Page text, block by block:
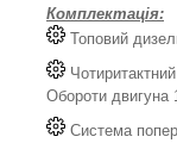
Комплектація:
Топовий
Обороти двигуна
Система